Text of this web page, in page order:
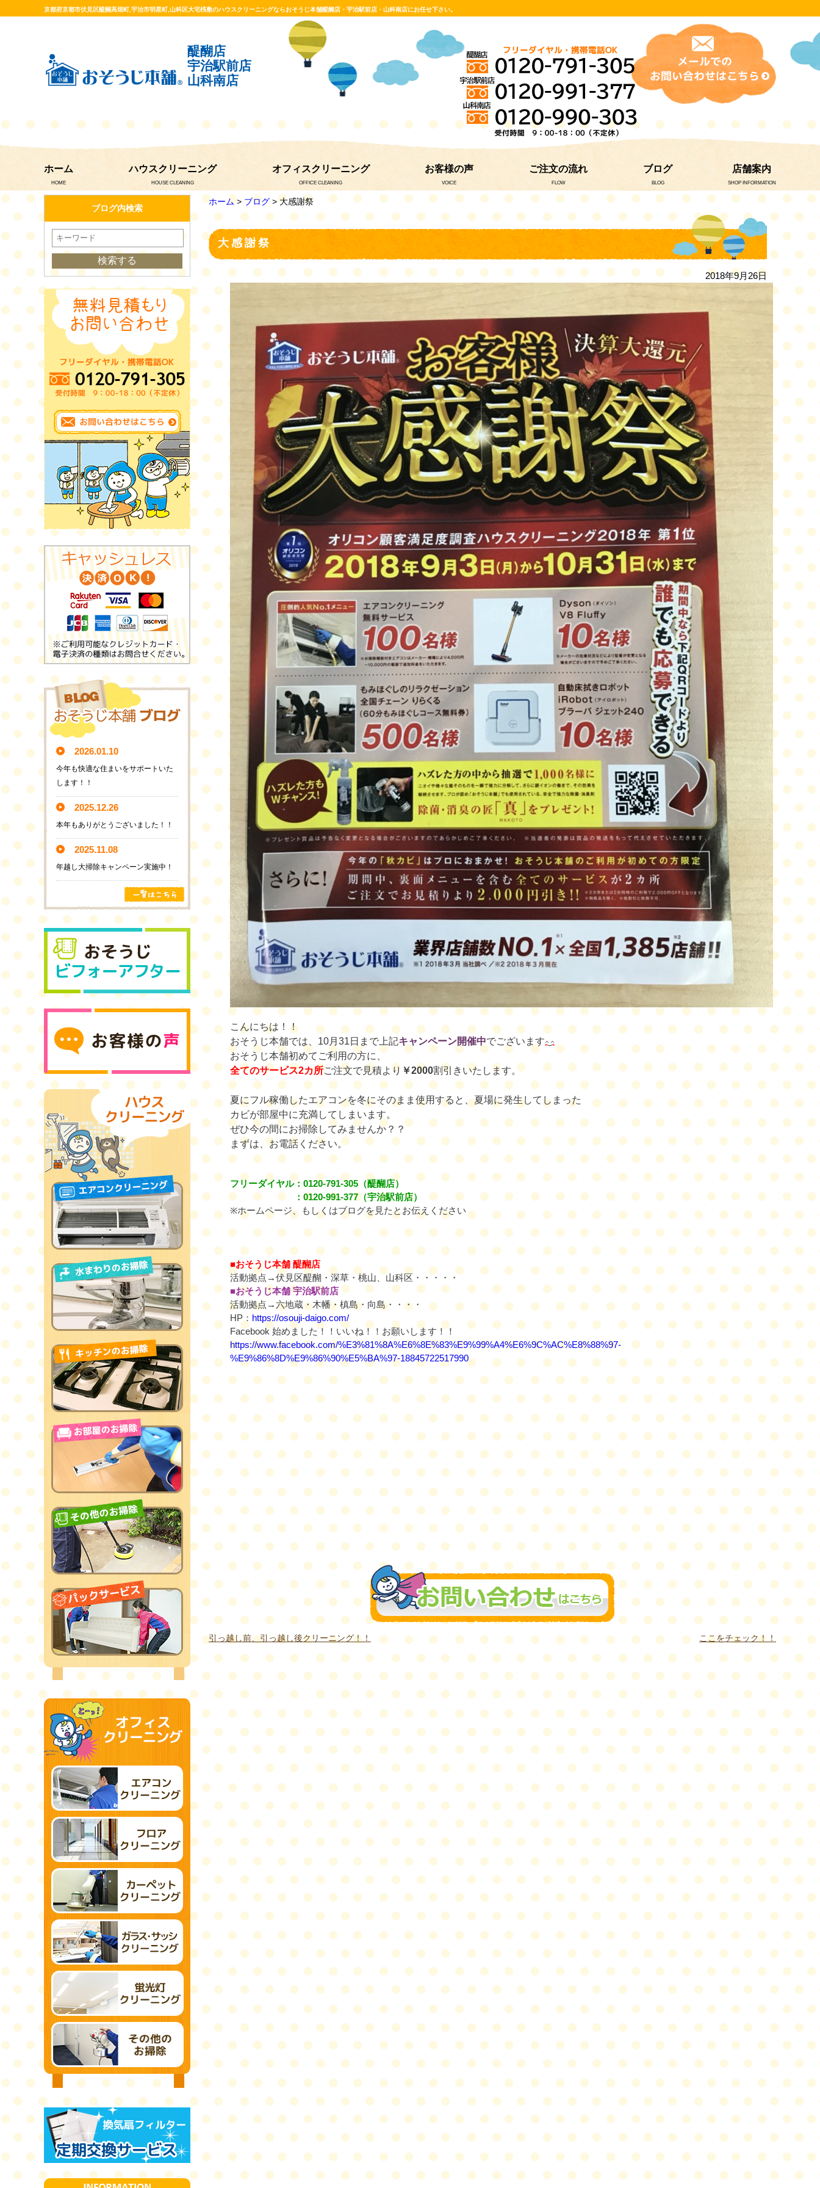
京都府京都市伏見区醍醐高畑町,宇治市明星町,山科区大宅桟敷のハウスクリーニングならおそうじ本舗醍醐店・宇治駅前店・山科南店にお任せ下さい。
醍醐店
宇治駅前店
山科南店
ホーム
HOME
ハウスクリーニング
HOUSE CLEANING
オフィスクリーニング
OFFICE CLEANING
お客様の声
VOICE
ご注文の流れ
FLOW
ブログ
BLOG
店舗案内
SHOP INFORMATION
ホーム> ブログ > 大感謝祭
大感謝祭
2018年9月26日
こんにちは！！
おそうじ本舗では、10月31日まで上記キャンペーン開催中でございます
おそうじ本舗初めてご利用の方に、
全てのサービス2カ所ご注文で見積より ￥2000割引きいたします。
夏にフル稼働したエアコンを冬にそのまま使用すると、夏場に発生してしまった
カビが部屋中に充満してしまいます。
ぜひ今の間にお掃除してみませんか？？
まずは、お電話ください。
フリーダイヤル： 0120-791-305 （醍醐店）
： 0120-991-377 （宇治駅前店）
※ホームページ、もしくはブログを見たとお伝えください
■おそうじ本舗 醍醐店
活動拠点 →伏見区醍醐・深草・桃山、山科区・・・・・
■おそうじ本舗 宇治駅前店
活動拠点 → 六地蔵・木幡・槙島・向島・・・・
HP ： https://osouji-daigo.com/
Facebook始めました！！いいね！！お願いします！！
https://www.facebook.com/%E3%81%8A%E6%8E%83%E9%99%A4%E6%9C%AC%E8%88%97-
%E9%86%8D%E9%86%90%E5%BA%97-18845722517990
引っ越し前、引っ越し後クリーニング！！ ここをチェック！！
ブログ内検索
2026.01.10
今年も快適な住まいをサポートいた
します！！
2025.12.26
本年もありがとうございました！！
2025.11.08
年越し大掃除キャンペーン実施中！